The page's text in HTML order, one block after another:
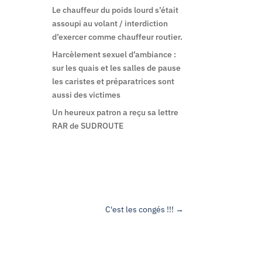
Le chauffeur du poids lourd s’était
assoupi au volant / interdiction
d’exercer comme chauffeur routier.
Harcèlement sexuel d’ambiance :
sur les quais et les salles de pause
les caristes et préparatrices sont
aussi des victimes
Un heureux patron a reçu sa lettre
RAR de SUDROUTE
C'est les congés !!! →